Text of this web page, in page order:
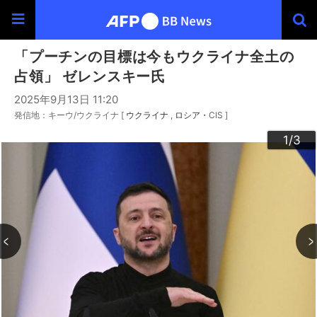
「プーチンの目標は今もウクライナ全土の
占領」 ゼレンスキー氏
2025年9月13日 11:20
発信地：キーウ/ウクライナ [ ウクライナ ロシア・CIS ]
1/3
2/3
3/3